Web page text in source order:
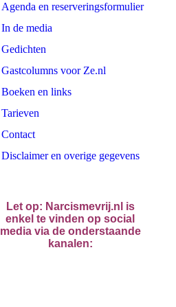
Agenda en reserveringsformulier
In de media
Gedichten
Gastcolumns voor Ze.nl
Boeken en links
Tarieven
Contact
Disclaimer en overige gegevens
Let op: Narcismevrij.nl is
enkel te vinden op social
media via de onderstaande
kanalen: